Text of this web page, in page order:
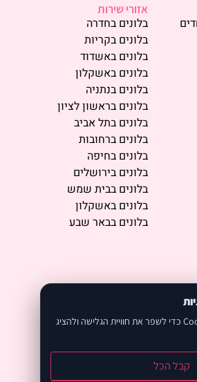
אזורי שירות
בלונים בחדרה
בלונים בקריות
בלונים באשדוד
בלונים באשקלון
בלונים בנתניה
בלונים בראשון לציון
בלונים בתל אביב
בלונים ברחובות
בלונים בחיפה
בלונים בירושלים
בלונים בבית שמש
בלונים באשקלון
בלונים בבאר שבע
האתר משתמש בקובצי Cookie כדי לשפר את חוויית הגלישה ולהציג
קבל הכל